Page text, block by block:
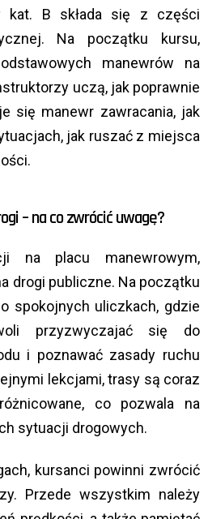
kat. B składa się z części
Na początku kursu,
manewrów na
uczą, jak poprawnie
się manewr zawracania, jak
jak ruszać z miejsca
– na co zwrócić uwagę?
na placu manewrowym,
drogi publiczne. Na początku
spokojnych uliczkach, gdzie
przyzwyczajać się do
i poznawać zasady ruchu
lekcjami, trasy są coraz
co pozwala na
sytuacji drogowych.
kursanci powinni zwrócić
Przede wszystkim należy